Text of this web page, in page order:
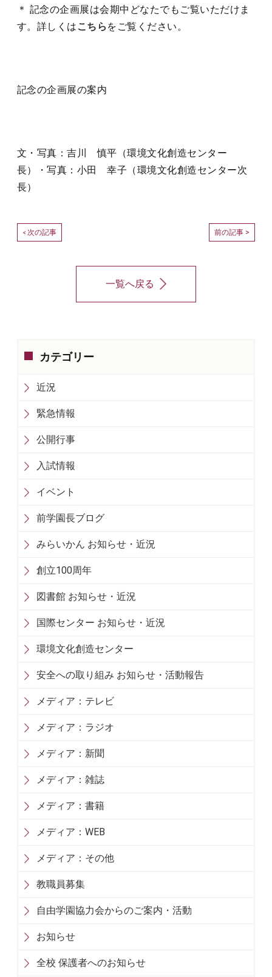
＊ 記念の企画展は会期中どなたでもご覧いただけま
す。詳しくは こちら をご覧ください。
記念の企画展の案内
文・写真：吉川 慎平（環境文化創造センター
長）・写真：小田 幸子（環境文化創造センター次
長）
< 次の記事 前の記事 >
一覧へ戻る
カテゴリー
近況
緊急情報
公開行事
入試情報
イベント
前学園長ブログ
みらいかん お知らせ・近況
創立100周年
図書館 お知らせ・近況
国際センター お知らせ・近況
環境文化創造センター
安全への取り組み お知らせ・活動報告
メディア：テレビ
メディア：ラジオ
メディア：新聞
メディア：雑誌
メディア：書籍
メディア：WEB
メディア：その他
教職員募集
自由学園協力会からのご案内・活動
お知らせ
全校 保護者へのお知らせ